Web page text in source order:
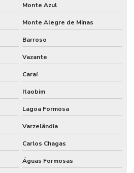
Monte Azul
Monte Alegre de Minas
Barroso
Vazante
Caraí
Itaobim
Lagoa Formosa
Varzelândia
Carlos Chagas
Águas Formosas